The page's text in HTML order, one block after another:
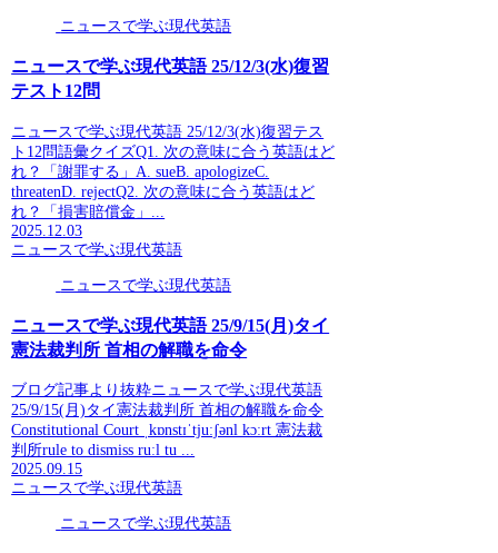
ニュースで学ぶ現代英語
ニュースで学ぶ現代英語 25/12/3(水)復習
テスト12問
ニュースで学ぶ現代英語 25/12/3(水)復習テス
ト12問語彙クイズQ1. 次の意味に合う英語はど
れ？「謝罪する」A. sueB. apologizeC.
threatenD. rejectQ2. 次の意味に合う英語はど
れ？「損害賠償金」...
2025.12.03
ニュースで学ぶ現代英語
ニュースで学ぶ現代英語
ニュースで学ぶ現代英語 25/9/15(月)タイ
憲法裁判所 首相の解職を命令
ブログ記事より抜粋ニュースで学ぶ現代英語
25/9/15(月)タイ憲法裁判所 首相の解職を命令
Constitutional Court ˌkɒnstɪˈtjuːʃənl kɔːrt 憲法裁
判所rule to dismiss ruːl tu ...
2025.09.15
ニュースで学ぶ現代英語
ニュースで学ぶ現代英語